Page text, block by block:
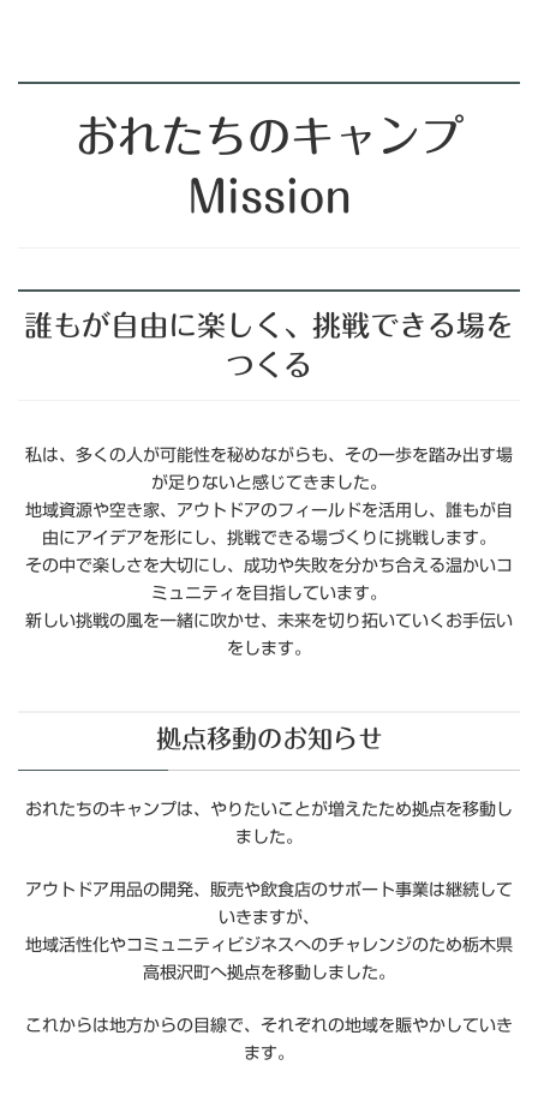
おれたちのキャンプ
Mission
誰もが自由に楽しく、挑戦できる場を
つくる
私は、多くの人が可能性を秘めながらも、その一歩を踏み出す場
が足りないと感じてきました。
地域資源や空き家、アウトドアのフィールドを活用し、誰もが自
由にアイデアを形にし、挑戦できる場づくりに挑戦します。
その中で楽しさを大切にし、成功や失敗を分かち合える温かいコ
ミュニティを目指しています。
新しい挑戦の風を一緒に吹かせ、未来を切り拓いていくお手伝い
をします。
拠点移動のお知らせ
おれたちのキャンプは、やりたいことが増えたため拠点を移動し
ました。
アウトドア用品の開発、販売や飲食店のサポート事業は継続して
いきますが、
地域活性化やコミュニティビジネスへのチャレンジのため栃木県
高根沢町へ拠点を移動しました。
これからは地方からの目線で、それぞれの地域を賑やかしていき
ます。